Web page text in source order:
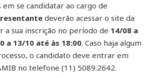
em se candidatar ao cargo de
deverão acessar o site da
a sua inscrição no período de 14/08 a
a 13/10 até às 18:00. Caso haja algum
o candidato deve entrar em
no telefone (11) 5089.2642.